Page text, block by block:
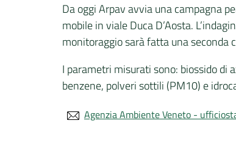
Da oggi Arpav avvia una campagna
mobile in viale Duca D’Aosta.
monitoraggio sarà fatta una seconda
I parametri misurati sono: biossido di
benzene, polveri sottili (PM10) e
Agenzia Ambiente Veneto -